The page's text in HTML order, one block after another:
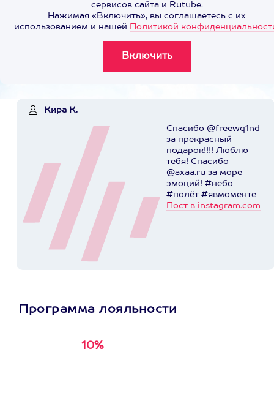
сервисов сайта и Rutube.
Нажимая «Включить», вы соглашаетесь с их
использованием и нашей Политикой
Кира К.
Спасибо @freewq1nd
за прекрасный
подарок!!!! Люблю
тебя! Спасибо
@axaa.ru за море
эмоций! #небо
#полёт #явмоменте
Пост в instagram.com
Программа лояльности
10%